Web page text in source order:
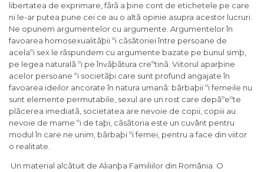
libertatea de exprimare, fãrã a þine cont de etichetele pe care
ni le-ar putea pune cei ce au o altã opinie asupra acestor lucruri.
Ne opunem argumentelor cu argumente. Argumentelor în
favoarea homosexualitãþii ºi cãsãtoriei între persoane de
acelaºi sex le rãspundem cu argumente bazate pe bunul simþ,
pe legea naturalã ºi pe învãþãtura creºtinã. Viitorul aparþine
acelor persoane ºi societãþi care sunt profund angajate în
favoarea ideilor ancorate în natura umanã: bãrbaþii ºi femeile nu
sunt elemente permutabile, sexul are un rost care depãºeºte
plãcerea imediatã, societatea are nevoie de copii, copiii au
nevoie de mame ºi de taþi, cãsãtoria este un cuvânt pentru
modul în care ne unim, bãrbaþi ºi femei, pentru a face din viitor
o realitate.
Un material alcãtuit de Alianþa Familiilor din România. O